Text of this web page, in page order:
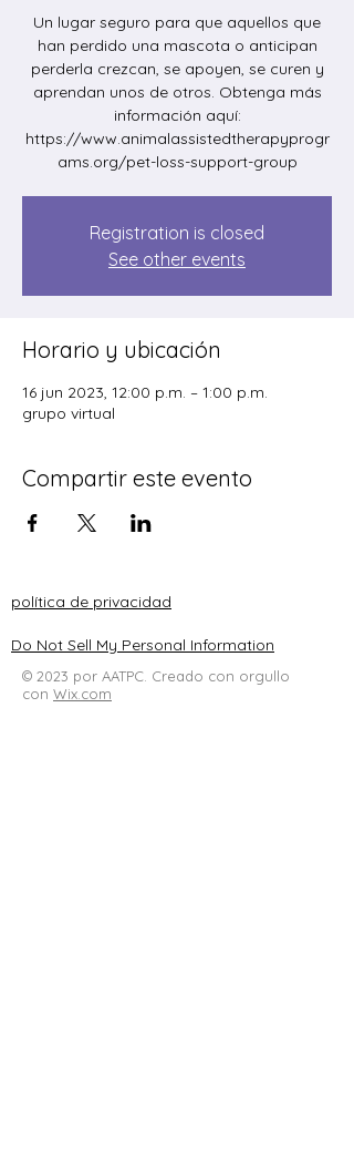
Un lugar seguro para que aquellos que
han perdido una mascota o anticipan
perderla crezcan, se apoyen, se curen y
aprendan unos de otros. Obtenga más
información aquí:
https://www.animalassistedtherapyprogr
ams.org/pet-loss-support-group
Registration is closed
See other events
Horario y ubicación
16 jun 2023, 12:00 p.m. – 1:00 p.m.
grupo virtual
Compartir este evento
política de privacidad
Do Not Sell My Personal Information
© 2023 por AATPC. Creado con orgullo
con Wix.com